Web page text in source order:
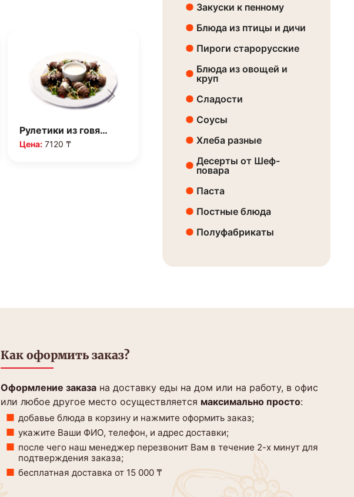
Рулетики из говя…
Цена:7120 ₸
Закуски к пенному
Блюда из птицы и дичи
Пироги старорусские
Блюда из овощей и
круп
Сладости
Соусы
Хлеба разные
Десерты от Шеф-
повара
Паста
Постные блюда
Полуфабрикаты
Как оформить заказ?
Оформление заказа на доставку еды на дом или на работу, в офис
или любое другое место осуществляется максимально просто:
добавье блюда в корзину и нажмите оформить заказ;
укажите Ваши ФИО, телефон, и адрес доставки;
после чего наш менеджер перезвонит Вам в течение 2-х минут для
подтверждения заказа;
бесплатная доставка от 15 000 ₸